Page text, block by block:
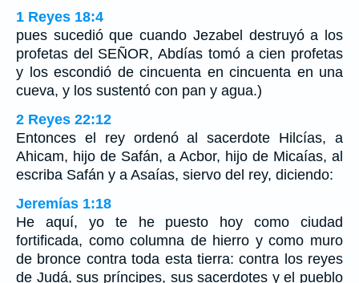
1 Reyes 18:4
pues sucedió que cuando Jezabel destruyó a los
profetas del SEÑOR, Abdías tomó a cien profetas
y los escondió de cincuenta en cincuenta en una
cueva, y los sustentó con pan y agua.)
2 Reyes 22:12
Entonces el rey ordenó al sacerdote Hilcías, a
Ahicam, hijo de Safán, a Acbor, hijo de Micaías, al
escriba Safán y a Asaías, siervo del rey, diciendo:
Jeremías 1:18
He aquí, yo te he puesto hoy como ciudad
fortificada, como columna de hierro y como muro
de bronce contra toda esta tierra: contra los reyes
de Judá, sus príncipes, sus sacerdotes y el pueblo